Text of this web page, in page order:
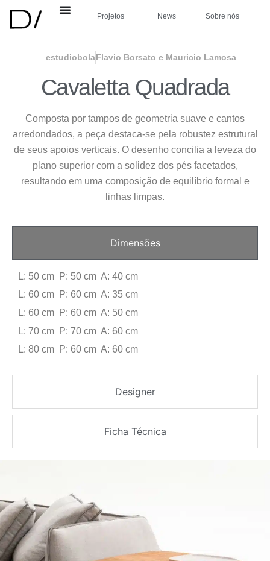
Projetos News Sobre nós
estudiobolaFlavio Borsato e Mauricio Lamosa
Cavaletta Quadrada
Composta por tampos de geometria suave e cantos
arredondados, a peça destaca-se pela robustez estrutural
de seus apoios verticais. O desenho concilia a leveza do
plano superior com a solidez dos pés facetados,
resultando em uma composição de equilíbrio formal e
linhas limpas.
Dimensões
Designer
Ficha Técnica
L: 50 cm P: 50 cm A: 40 cm
L: 60 cm P: 60 cm A: 35 cm
L: 60 cm P: 60 cm A: 50 cm
L: 70 cm P: 70 cm A: 60 cm
L: 80 cm P: 60 cm A: 60 cm